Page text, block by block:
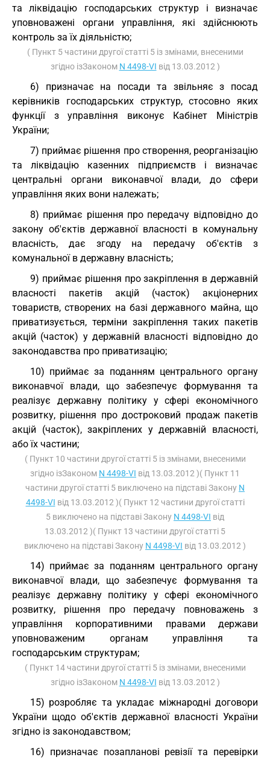
та ліквідацію господарських структур і визначає
уповноважені органи управління, які здійснюють
контроль за їх діяльністю;
( Пункт 5 частини другої статті 5 із змінами, внесеними
згідно ізЗаконом N 4498-VI від 13.03.2012 )
6) призначає на посади та звільняє з посад
керівників господарських структур, стосовно яких
функції з управління виконує Кабінет Міністрів
України;
7) приймає рішення про створення, реорганізацію
та ліквідацію казенних підприємств і визначає
центральні органи виконавчої влади, до сфери
управління яких вони належать;
8) приймає рішення про передачу відповідно до
закону об'єктів державної власності в комунальну
власність, дає згоду на передачу об'єктів з
комунальної в державну власність;
9) приймає рішення про закріплення в державній
власності пакетів акцій (часток) акціонерних
товариств, створених на базі державного майна, що
приватизується, терміни закріплення таких пакетів
акцій (часток) у державній власності відповідно до
законодавства про приватизацію;
10) приймає за поданням центрального органу
виконавчої влади, що забезпечує формування та
реалізує державну політику у сфері економічного
розвитку, рішення про достроковий продаж пакетів
акцій (часток), закріплених у державній власності,
або їх частини;
( Пункт 10 частини другої статті 5 із змінами, внесеними
згідно ізЗаконом N 4498-VI від 13.03.2012 )( Пункт 11
частини другої статті 5 виключено на підставі Закону N
4498-VI від 13.03.2012 )( Пункт 12 частини другої статті
5 виключено на підставі Закону N 4498-VI від
13.03.2012 )( Пункт 13 частини другої статті 5
виключено на підставі Закону N 4498-VI від 13.03.2012 )
14) приймає за поданням центрального органу
виконавчої влади, що забезпечує формування та
реалізує державну політику у сфері економічного
розвитку, рішення про передачу повноважень з
управління корпоративними правами держави
уповноваженим органам управління та
господарським структурам;
( Пункт 14 частини другої статті 5 із змінами, внесеними
згідно ізЗаконом N 4498-VI від 13.03.2012 )
15) розробляє та укладає міжнародні договори
України щодо об'єктів державної власності України
згідно із законодавством;
16) призначає позапланові ревізії та перевірки